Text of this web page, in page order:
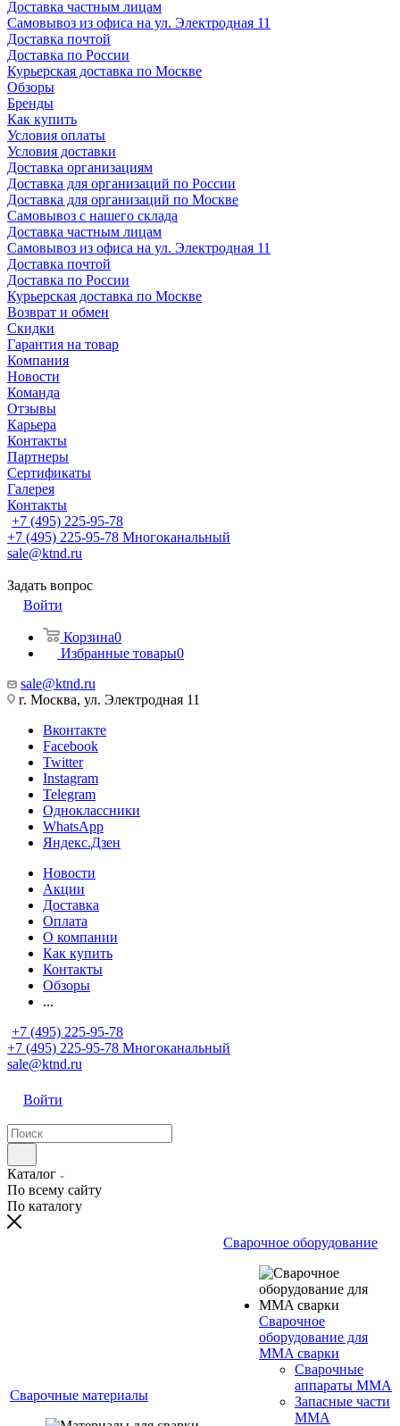
Доставка частным лицам
Самовывоз из офиса на ул. Электродная 11
Доставка почтой
Доставка по России
Курьерская доставка по Москве
Обзоры
Бренды
Как купить
Условия оплаты
Условия доставки
Доставка организациям
Доставка для организаций по России
Доставка для организаций по Москве
Самовывоз с нашего склада
Доставка частным лицам
Самовывоз из офиса на ул. Электродная 11
Доставка почтой
Доставка по России
Курьерская доставка по Москве
Возврат и обмен
Скидки
Гарантия на товар
Компания
Новости
Команда
Отзывы
Карьера
Контакты
Партнеры
Сертификаты
Галерея
Контакты
+7 (495) 225-95-78
+7 (495) 225-95-78 Многоканальный
sale@ktnd.ru
Задать вопрос
Войти
Корзина0
Избранные товары0
sale@ktnd.ru
г. Москва, ул. Электродная 11
Вконтакте
Facebook
Twitter
Instagram
Telegram
Одноклассники
WhatsApp
Яндекс.Дзен
Новости
Акции
Доставка
Оплата
О компании
Как купить
Контакты
Обзоры
...
+7 (495) 225-95-78
+7 (495) 225-95-78 Многоканальный
sale@ktnd.ru
Войти
Каталог
По всему сайту
По каталогу
Сварочные материалы
Сварочное оборудование
Сварочное
оборудование для
MMA сварки
Сварочные
аппараты MMA
Запасные части
MMA